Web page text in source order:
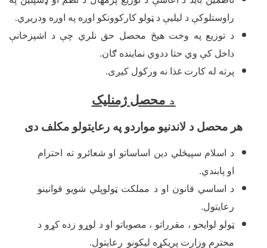
راوستلوکې د لیلیې د ټولو کارکوونکو اوږه په اوږه ودریږي.
د توزیع په وخت هیڅ محصل حق نلري چې د اشپزخانې
داخل کې وي حتا ددوي نماینده ګان.
پرته له کارت غذا نه ورکول کیږی.
دمحصل ژمنلیک
هر محصل د لاندنیو مواردو په رعایتولو مکلف دی
د اسلام سپیڅلي دین اساساتو او شعائرو ته احترام
او پابندي.
د اساسي قانون او د مملکت ټولوپلي شویو قوانینو
رعایتول.
ټولو لوایحو ، مقرراتو ، مصوباتو او د لوړو زده کړو د
محترم وزارت پریکړه لیکونو رعایتول.